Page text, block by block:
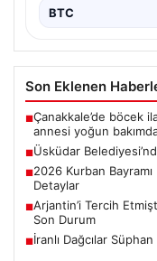
BTC
Son Eklenen
■Çanakkale’de böcek
annesi yoğun
■Üsküdar
■2026 Kurban
Detaylar
■Arjantin’i Tercih
Son Durum
■İranlı Dağcılar Süphan